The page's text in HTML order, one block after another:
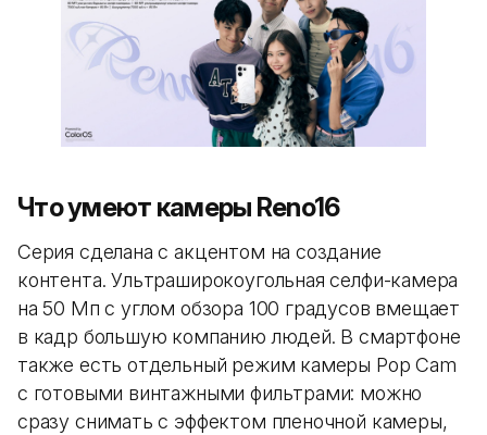
Что умеют камеры Reno16
Серия сделана с акцентом на создание
контента. Ультраширокоугольная селфи-камера
на 50 Мп с углом обзора 100 градусов вмещает
в кадр большую компанию людей. В смартфоне
также есть отдельный режим камеры Pop Cam
с готовыми винтажными фильтрами: можно
сразу снимать с эффектом пленочной камеры,